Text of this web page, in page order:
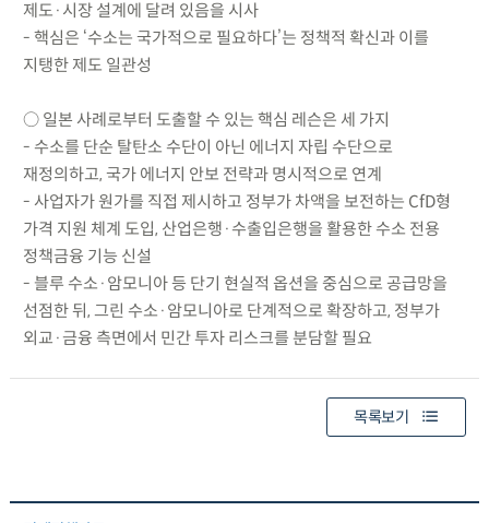
제도·시장 설계에 달려 있음을 시사
- 핵심은 ‘수소는 국가적으로 필요하다’는 정책적 확신과 이를
지탱한 제도 일관성
○ 일본 사례로부터 도출할 수 있는 핵심 레슨은 세 가지
- 수소를 단순 탈탄소 수단이 아닌 에너지 자립 수단으로
재정의하고, 국가 에너지 안보 전략과 명시적으로 연계
- 사업자가 원가를 직접 제시하고 정부가 차액을 보전하는 CfD형
가격 지원 체계 도입, 산업은행·수출입은행을 활용한 수소 전용
정책금융 기능 신설
- 블루 수소·암모니아 등 단기 현실적 옵션을 중심으로 공급망을
선점한 뒤, 그린 수소·암모니아로 단계적으로 확장하고, 정부가
외교·금융 측면에서 민간 투자 리스크를 분담할 필요
목록보기